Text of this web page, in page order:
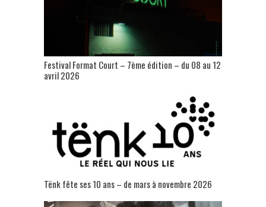
Festival Format Court – 7ème édition – du 08 au 12
avril 2026
Tënk fête ses 10 ans – de mars à novembre 2026